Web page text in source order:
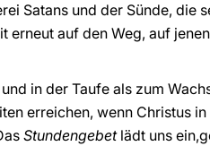
Satans und der Sünde, die
auf den Weg, auf
in der Taufe als zum
erreichen, wenn Christus
Stundengebetlädt uns